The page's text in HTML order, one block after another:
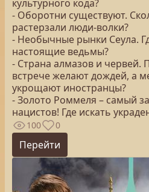
культурного кода?
- Оборотни существуют.
растерзали люди-волки?
- Необычные рынки Сеула.
настоящие ведьмы?
- Страна алмазов и червей.
встрече желают дождей, а
укрощают иностранцы?
- Золото Роммеля – самый
нацистов! Где искать
100 0
Перейти